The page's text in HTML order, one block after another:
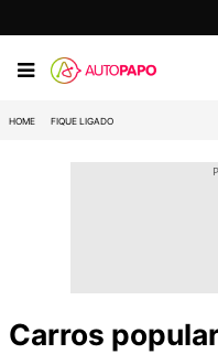
HOME FIQUE LIGADO
Carros